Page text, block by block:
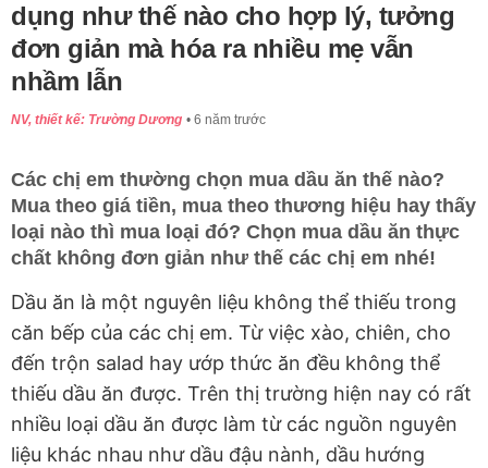
dụng như thế nào cho hợp lý, tưởng
đơn giản mà hóa ra nhiều mẹ vẫn
nhầm lẫn
NV, thiết kế: Trường Dương 6 năm trước
Các chị em thường chọn mua dầu ăn thế nào?
Mua theo giá tiền, mua theo thương hiệu hay thấy
loại nào thì mua loại đó? Chọn mua dầu ăn thực
chất không đơn giản như thế các chị em nhé!
Dầu ăn là một nguyên liệu không thể thiếu trong
căn bếp của các chị em. Từ việc xào, chiên, cho
đến trộn salad hay ướp thức ăn đều không thể
thiếu dầu ăn được. Trên thị trường hiện nay có rất
nhiều loại dầu ăn được làm từ các nguồn nguyên
liệu khác nhau như dầu đậu nành, dầu hướng